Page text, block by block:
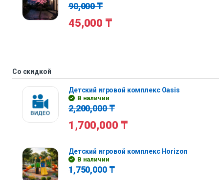
90,000₸
45,000 ₸
Со скидкой
Детский игровой комплекс Oasis
В наличии
2,200,000₸
1,700,000 ₸
Детский игровой комплекс Horizon
В наличии
1,750,000₸